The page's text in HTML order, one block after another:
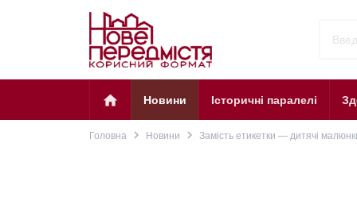
home Новини Історичні паралелі
Головна navigate_next Новини navigate_next Замість етикетки — дитячі